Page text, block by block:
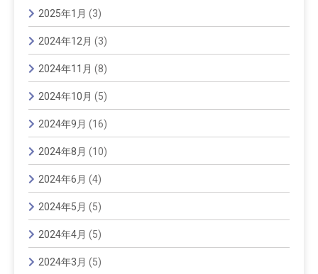
2025年1月 (3)
2024年12月 (3)
2024年11月 (8)
2024年10月 (5)
2024年9月 (16)
2024年8月 (10)
2024年6月 (4)
2024年5月 (5)
2024年4月 (5)
2024年3月 (5)